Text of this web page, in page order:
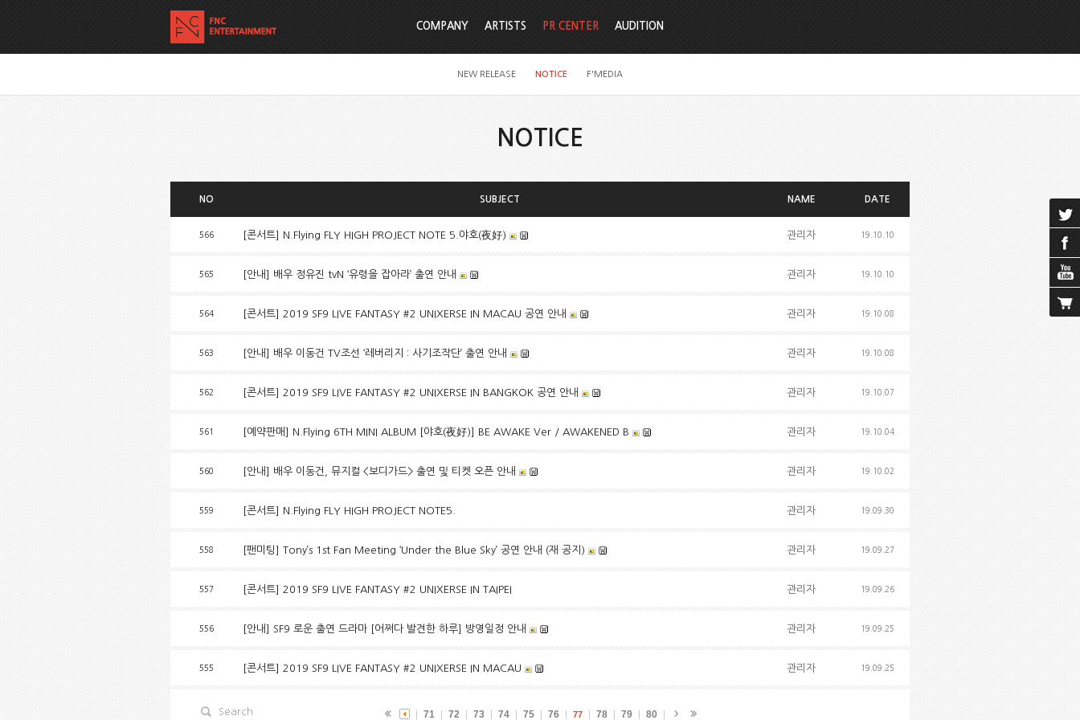
COMPANY ARTISTS PR CENTER
NEW RELEASE NOTICE F'MEDIA
AUDITION
NOTICE
NO SUBJECT NAME DATE
566 [콘서트] N.Flying FLY HIGH PROJECT NOTE 5.야호(夜好) 관리자 19.10.10
565 [안내] 배우 정유진 tvN ‘유령을 잡아라’ 출연 안내 관리자 19.10.10
564 [콘서트] 2019 SF9 LIVE FANTASY #2 UNIXERSE IN MACAU 공연 안내 관리자 19.10.08
563 [안내] 배우 이동건 TV조선 ‘레버리지 : 사기조작단’ 출연 안내 관리자 19.10.08
562 [콘서트] 2019 SF9 LIVE FANTASY #2 UNIXERSE IN BANGKOK 공연 안내 관리자 19.10.07
561 [예약판매] N.Flying 6TH MINI ALBUM [야호(夜好)] BE AWAKE Ver / AWAKENED B 관리자 19.10.04
560 [안내] 배우 이동건, 뮤지컬 <보디가드> 출연 및 티켓 오픈 안내 관리자 19.10.02
559 [콘서트] N.Flying FLY HIGH PROJECT NOTE5. 관리자 19.09.30
558 [팬미팅] Tony’s 1st Fan Meeting ‘Under the Blue Sky’ 공연 안내 (재 공지) 관리자 19.09.27
557 [콘서트] 2019 SF9 LIVE FANTASY #2 UNIXERSE IN TAIPEI 관리자 19.09.26
556 [안내] SF9 로운 출연 드라마 [어쩌다 발견한 하루] 방영일정 안내 관리자 19.09.25
555 [콘서트] 2019 SF9 LIVE FANTASY #2 UNIXERSE IN MACAU 관리자 19.09.25
71 72 73 74 75 76 77 78 79 80
Search